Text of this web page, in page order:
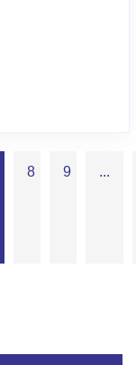
8 9 ...